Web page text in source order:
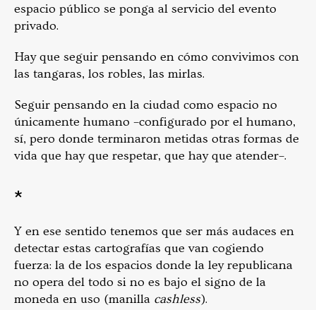
espacio público se ponga al servicio del evento
privado.
Hay que seguir pensando en cómo convivimos con
las tangaras, los robles, las mirlas.
Seguir pensando en la ciudad como espacio no
únicamente humano –configurado por el humano,
sí, pero donde terminaron metidas otras formas de
vida que hay que respetar, que hay que atender–.
*
Y en ese sentido tenemos que ser más audaces en
detectar estas cartografías que van cogiendo
fuerza: la de los espacios donde la ley republicana
no opera del todo si no es bajo el signo de la
moneda en uso (manilla cashless).